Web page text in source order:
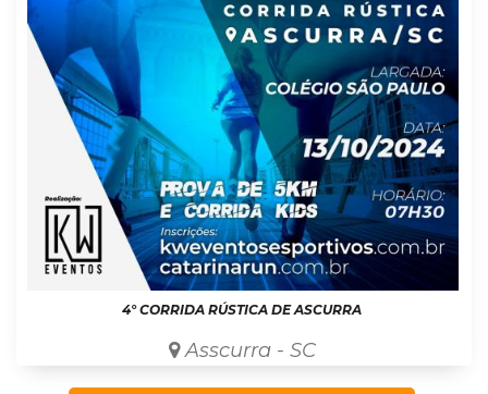
4° CORRIDA RÚSTICA DE ASCURRA
Asscurra - SC